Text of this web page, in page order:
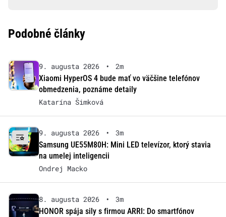
Podobné články
9. augusta 2026 •
2m
Xiaomi HyperOS 4 bude mať vo väčšine telefónov
obmedzenia, poznáme detaily
Katarína Šimková
9. augusta 2026 •
3m
Samsung UE55M80H: Mini LED televízor, ktorý stavia
na umelej inteligencii
Ondrej Macko
8. augusta 2026 •
3m
HONOR spája sily s firmou ARRI: Do smartfónov